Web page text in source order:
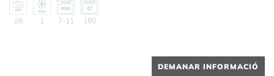
28 1 7-11 180
DEMANAR INFORMACIÓ